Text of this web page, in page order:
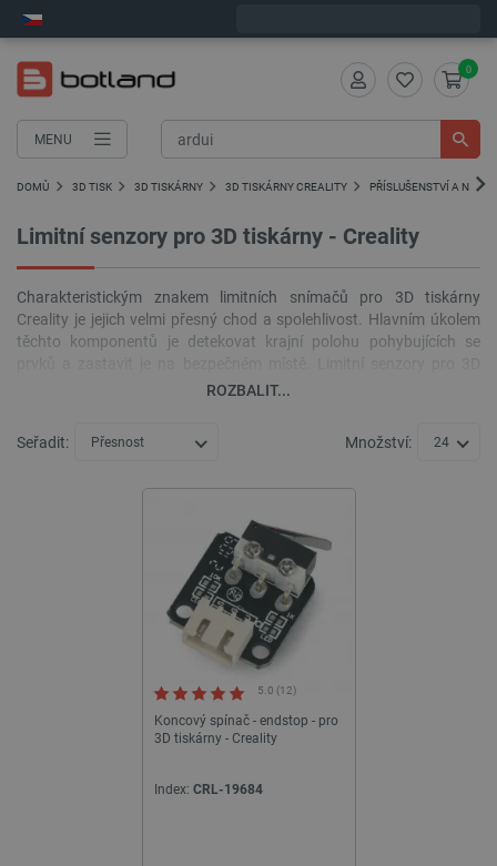
MENU
0
DOMŮ 3D TISK 3D TISKÁRNY 3D TISKÁRNY CREALITY PŘÍSLUŠENSTVÍ A
Limitní senzory pro 3D tiskárny - Creality
Charakteristickým znakem limitních snímačů pro 3D tiskárny
Creality je jejich velmi přesný chod a spolehlivost. Hlavním úkolem
těchto komponentů je detekovat krajní polohu pohybujících se
tiskárny navíc umožňují detekci krajní polohy os X, Y a Z.
ROZBALIT...
Seřadit: Přesnost Množství: 24
Koncový spínač - endstop - pro
3D tiskárny - Creality
5.0 (12)
Index: CRL-19684